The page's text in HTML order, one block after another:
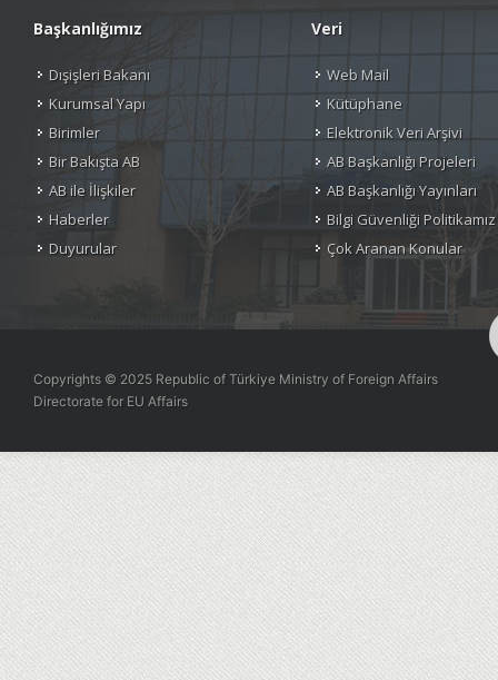
Başkanlığımız
Dışişleri Bakanı
Kurumsal Yapı
Birimler
Bir Bakışta AB
AB ile İlişkiler
Haberler
Duyurular
Veri
Web Mail
Kütüphane
Elektronik Veri Arşivi
AB Başkanlığı Projeleri
AB Başkanlığı Yayınları
Bilgi Güvenliği Politikamız
Çok Aranan Konular
Copyrights © 2025 Republic of Türkiye Ministry of Foreign Affairs
Directorate for EU Affairs